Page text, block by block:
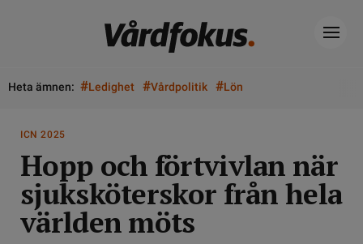
Heta ämnen: #Ledighet #Vårdpolitik #Lön
ICN 2025
Hopp och förtvivlan när
sjuksköterskor från hela
världen möts